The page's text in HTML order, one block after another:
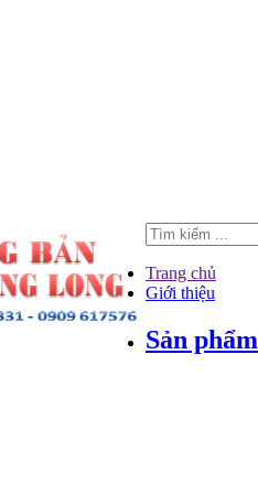
Trang chủ
Giới thiệu
Sản phẩm